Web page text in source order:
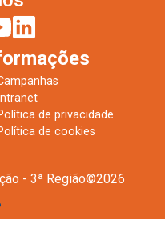
Intranet
de privacidade
de cookies
- 3ª Região©2026